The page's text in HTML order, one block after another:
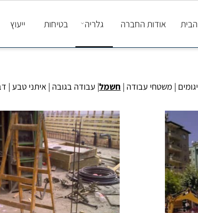
אודות החברה גלריה בטיחות ייעוץ
|משטחי עבודה|חשמל|עבודה בגובה|איתני טבע|